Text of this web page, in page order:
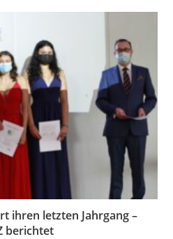
ihren letzten Jahrgang –
berichtet